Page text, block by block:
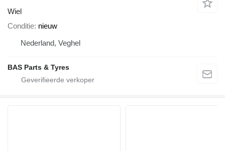
Wiel
Conditie nieuw
Nederland, Veghel
BAS Parts & Tyres